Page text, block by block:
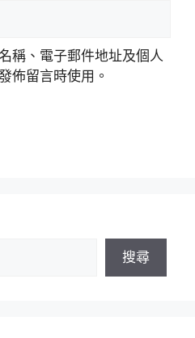
稱、電子郵件地址及個人
佈留言時使用。
搜尋